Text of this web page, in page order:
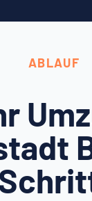
ABLAUF